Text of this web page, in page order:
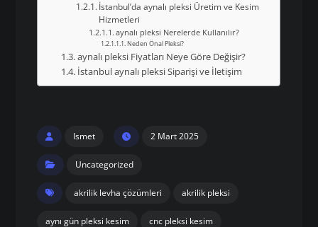
İstanbul’da aynalı pleksi Üretim ve Kesim
Hizmetleri
aynalı pleksi Nerelerde Kullanılır?
Neden Önal Pleksi?
aynalı pleksi Fiyatları Neye Göre Değişir?
İstanbul aynalı pleksi Siparişi ve İletişim
Ismet 2 Mart 2025
Uncategorized
akrilik levha çözümleri akrilik pleksi
aynı gün pleksi kesim cnc pleksi kesim